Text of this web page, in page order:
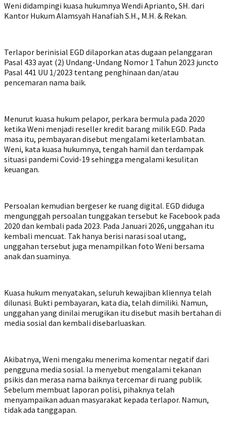
Weni didampingi kuasa hukumnya Wendi Aprianto, SH. dari
Kantor Hukum Alamsyah Hanafiah S.H., M.H. & Rekan.
Terlapor berinisial EGD dilaporkan atas dugaan pelanggaran
Pasal 433 ayat (2) Undang-Undang Nomor 1 Tahun 2023 juncto
Pasal 441 UU 1/2023 tentang penghinaan dan/atau
pencemaran nama baik.
Menurut kuasa hukum pelapor, perkara bermula pada 2020
ketika Weni menjadi reseller kredit barang milik EGD. Pada
masa itu, pembayaran disebut mengalami keterlambatan.
Weni, kata kuasa hukumnya, tengah hamil dan terdampak
situasi pandemi Covid-19 sehingga mengalami kesulitan
keuangan.
Persoalan kemudian bergeser ke ruang digital. EGD diduga
mengunggah persoalan tunggakan tersebut ke Facebook pada
2020 dan kembali pada 2023. Pada Januari 2026, unggahan itu
kembali mencuat. Tak hanya berisi narasi soal utang,
unggahan tersebut juga menampilkan foto Weni bersama
anak dan suaminya.
Kuasa hukum menyatakan, seluruh kewajiban kliennya telah
dilunasi. Bukti pembayaran, kata dia, telah dimiliki. Namun,
unggahan yang dinilai merugikan itu disebut masih bertahan di
media sosial dan kembali disebarluaskan.
Akibatnya, Weni mengaku menerima komentar negatif dari
pengguna media sosial. Ia menyebut mengalami tekanan
psikis dan merasa nama baiknya tercemar di ruang publik.
Sebelum membuat laporan polisi, pihaknya telah
menyampaikan aduan masyarakat kepada terlapor. Namun,
tidak ada tanggapan.